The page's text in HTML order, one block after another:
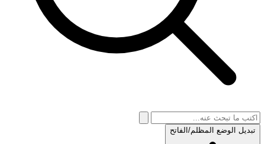
تبديل الوضع المظلم/الفاتح